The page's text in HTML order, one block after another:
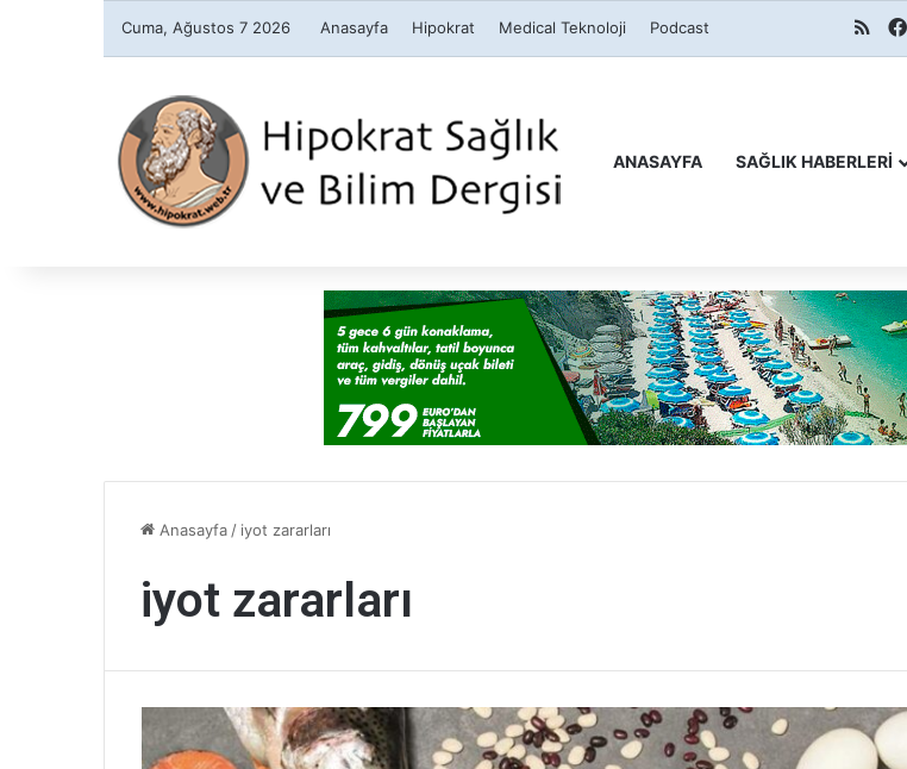
Cuma, Ağustos 7 2026 Anasayfa Hipokrat Medical Teknoloji Podcast RSS
ANASAYFA SAĞLIK HABERLERI
Anasayfa / iyot zararları
iyot zararları